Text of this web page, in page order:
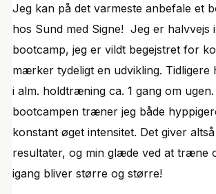
Jeg kan på det varmeste anbefale et
hos Sund med Signe! Jeg er halvvejs
bootcamp, jeg er vildt begejstret for
mærker tydeligt en udvikling. Tidligere
i alm. holdtræning ca. 1 gang om ugen.
bootcampen træner jeg både
konstant øget intensitet. Det giver
resultater, og min glæde ved at træne
igang bliver større og større!